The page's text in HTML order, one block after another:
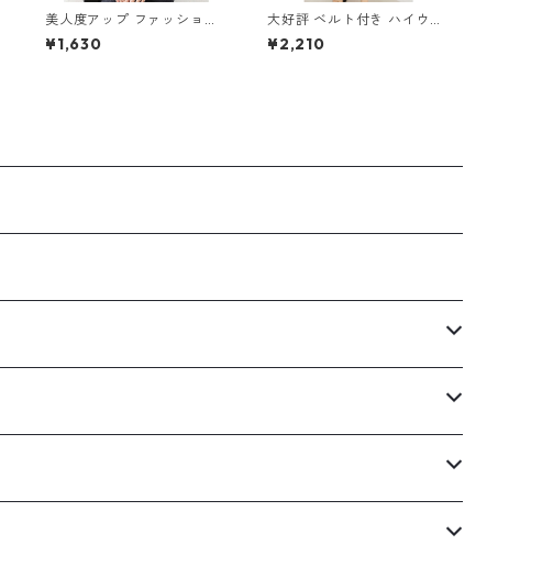
美人度アップ ファッション
エレガント ボーダー柄 Tシ
ャツ m-250
¥1,630
大好評 ベルト付き ハイウエ
スト Aラインスカート m-28
1
¥2,210